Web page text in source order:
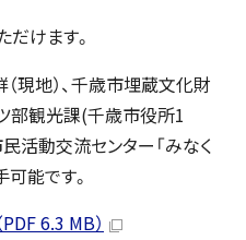
だけます。
現地）、千歳市埋蔵文化財
部観光課(千歳市役所1
活動交流センター「みなく
能です。
6.3 MB）